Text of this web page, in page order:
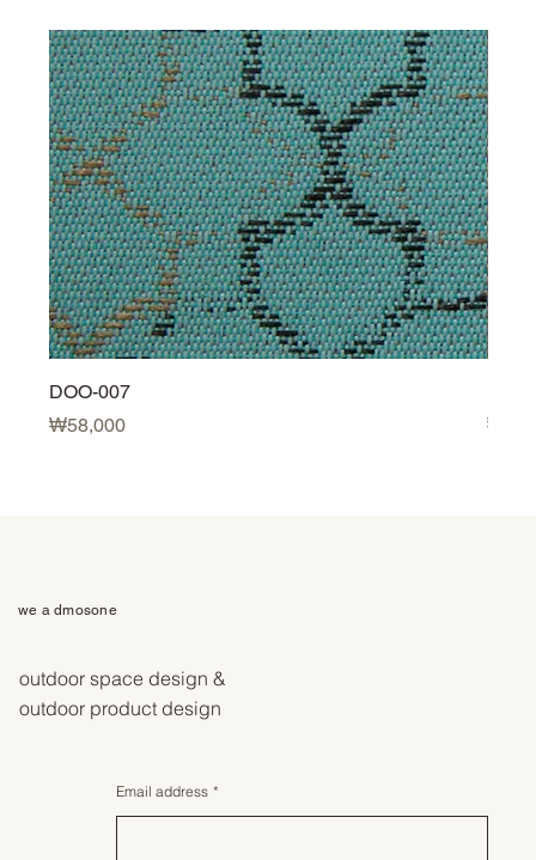
DOO-007
価格
₩58,000
価格
we a dmosone
outdoor space design &
outdoor product design
Email address *